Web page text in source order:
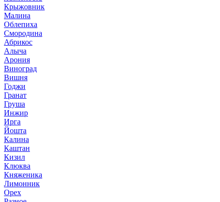
Крыжовник
Малина
Облепиха
Смородина
Абрикос
Алыча
Арония
Виноград
Вишня
Годжи
Гранат
Груша
Инжир
Ирга
Йошта
Калина
Каштан
Кизил
Клюква
Княженика
Лимонник
Орех